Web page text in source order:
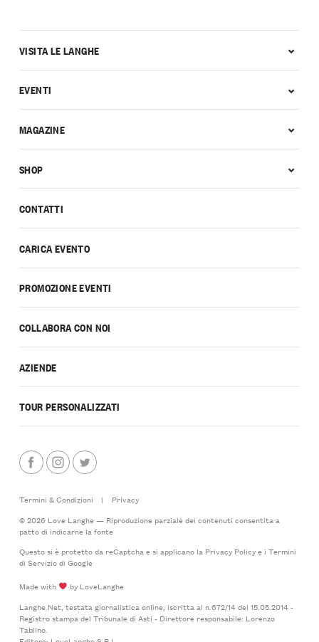
CONTATTI
CARICA EVENTO
PROMOZIONE EVENTI
COLLABORA CON NOI
AZIENDE
TOUR PERSONALIZZATI
VISITA LE LANGHE
EVENTI
MAGAZINE
SHOP
Termini & Condizioni |
Privacy
© 2026 Love Langhe — Riproduzione parziale dei contenuti consentita a
patto di indicarne la fonte
Questo si è protetto da reCaptcha e si applicano la Privacy Policye i Termini
di Serviziodi Google
Made with
by LoveLanghe
Langhe.Net, testata giornalistica online, iscritta al n.672/14 del 15.05.2014 -
Registro stampa del Tribunale di Asti - Direttore responsabile: Lorenzo
Tablino.